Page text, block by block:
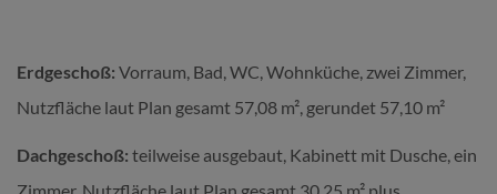
Erdgeschoß: Vorraum, Bad, WC, Wohnküche, zwei Zimmer,
Nutzfläche laut Plan gesamt 57,08 m², gerundet 57,10 m²
Dachgeschoß: teilweise ausgebaut, Kabinett mit Dusche, ein